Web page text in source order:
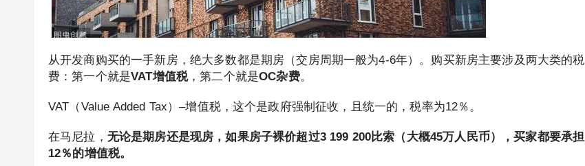
从开发商购买的一手新房，绝大多数都是期房（交房周期一般为4-6年）。购买新房主要涉及两大类的税
费：第一个就是VAT增值税，第二个就是OC杂费。
VAT（Value Added Tax）–增值税，这个是政府强制征收，且统一的，税率为12％。
在马尼拉， 无论是期房还是现房，如果房子裸价超过3 199 200比索（大概45万人民币），买家都要承担
12％的增值税。